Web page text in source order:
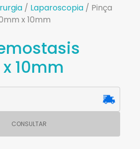
/ Laparoscopia / Pinça
x 10mm
10mm
CONSULTAR